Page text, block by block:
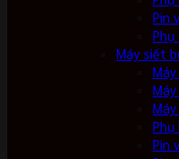
Pin
Máy siết
Pin